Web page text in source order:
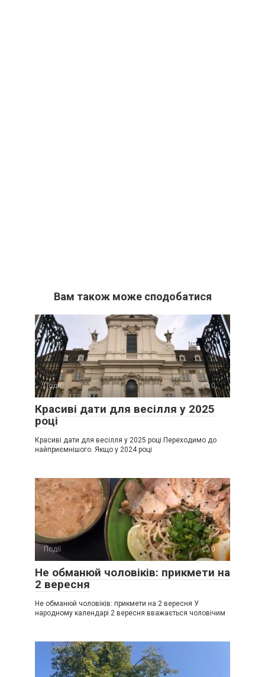
Вам також може сподобатися
Події 0
Красиві дати для весілля у 2025
році
Красиві дати для весілля у 2025 році Переходимо до
найприємнішого. Якщо у 2024 році
Події 0
Не обманюй чоловіків: прикмети на
2 вересня
Не обманюй чоловіків: прикмети на 2 вересня У
народному календарі 2 вересня вважається чоловічим